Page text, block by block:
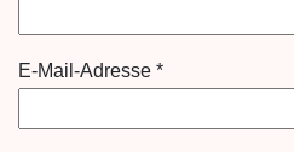
E-Mail-Adresse *